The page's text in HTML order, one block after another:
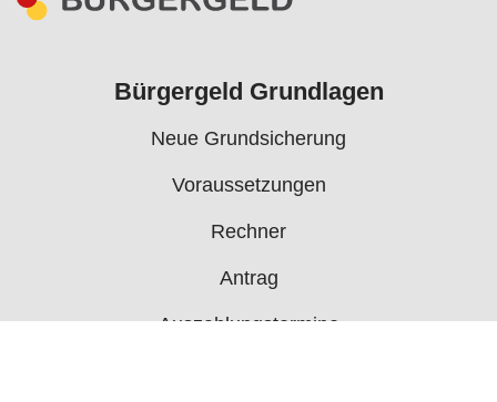
Bürgergeld Grundlagen
Neue Grundsicherung
Voraussetzungen
Rechner
Antrag
Auszahlungstermine